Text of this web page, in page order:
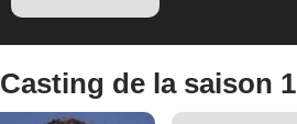
Casting de la saison 1